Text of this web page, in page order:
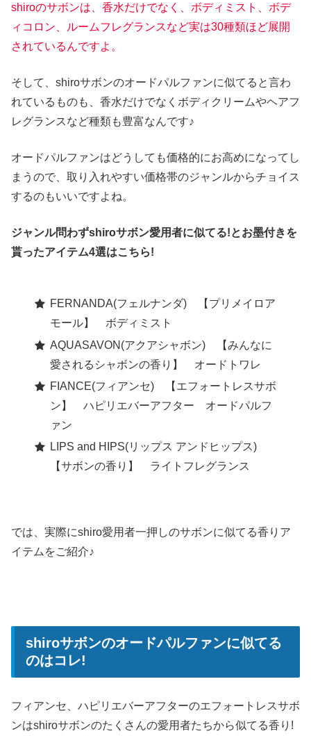
shiroのサボンは、香水だけでなく、ボディミスト、ボデ
ィコロン、ルームフレグランスなど実は30種類ほど展開
されているんですよ。
そして、shiroサボンのオードパルファンに似てると言わ
れているものも、香水だけでなくボディクリームやヘアフ
レグランスなど種類も豊富なんです♪
オードパルファンはどうしても価格的にお高めになってし
まうので、取り入れやすい価格帯のジャンルからチョイス
するのもいいですよね。
ジャンル問わずshiroサボン愛用者に似てる!とお墨付きを
貰ったアイテム4選はこちら!
FERNANDA(フェルナンダ) 【プリメイロア
モール】 ボディミスト
AQUASAVON(アクアシャボン) 【みんなに
愛されるシャボンの香り】 オードトワレ
FIANCE(フィアンセ) 【エフォートレスサボ
ン】 ハピリエバーアフター オードパルフ
ァン
LIPS and HIPS(リップス アンドヒップス)
【サボンの香り】 ライトフレグランス
では、実際にshiro愛用者一押しのサボンに似てる香りア
イテムをご紹介♪
shiroサボンのオードパルファンに似てる
のはコレ!
フィアンセ、ハピリエバーアフターのエフォートレスサボ
ンはshiroサボンのたくさんの愛用者たちから似てる香り!